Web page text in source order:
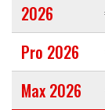
2026
Pro 2026
Max 2026